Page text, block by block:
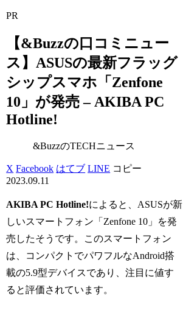
PR
【&Buzzの口コミニュー
ス】ASUSの最新フラッグ
シップスマホ「Zenfone
10」が発売 – AKIBA PC
Hotline!
&BuzzのTECHニュース
X Facebook はてブ LINE コピー
2023.09.11
AKIBA PC Hotline!によると、ASUSが新
しいスマートフォン「Zenfone 10」を発
売したそうです。このスマートフォン
は、コンパクトでパワフルなAndroid搭
載の5.9型デバイスであり、注目に値す
ると評価されています。